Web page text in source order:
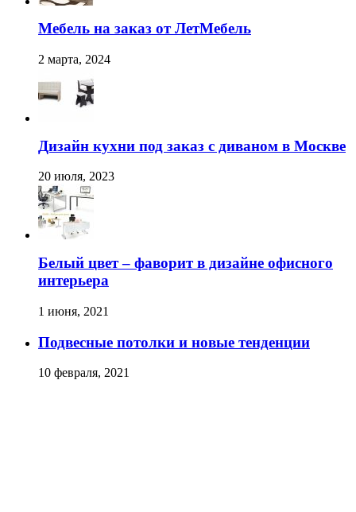
Мебель на заказ от ЛетМебель
2 марта, 2024
Дизайн кухни под заказ с диваном в Москве
20 июля, 2023
Белый цвет – фаворит в дизайне офисного
интерьера
1 июня, 2021
Подвесные потолки и новые тенденции
10 февраля, 2021